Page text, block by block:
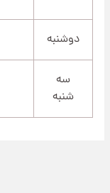
دوشنبه
سه
شنبه